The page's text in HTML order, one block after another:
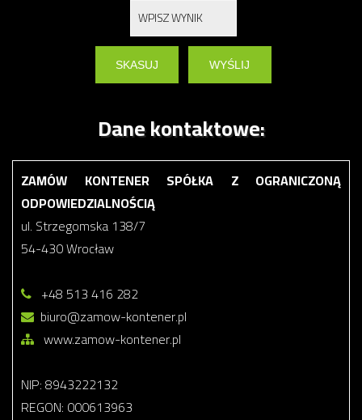
Dane kontaktowe:
ZAMÓW KONTENER SPÓŁKA Z OGRANICZONĄ
ODPOWIEDZIALNOŚCIĄ
ul. Strzegomska 138/7
54-430 Wrocław
+48 513 416 282
biuro@zamow-kontener.pl
www.zamow-kontener.pl
NIP: 8943222132
REGON: 000613963